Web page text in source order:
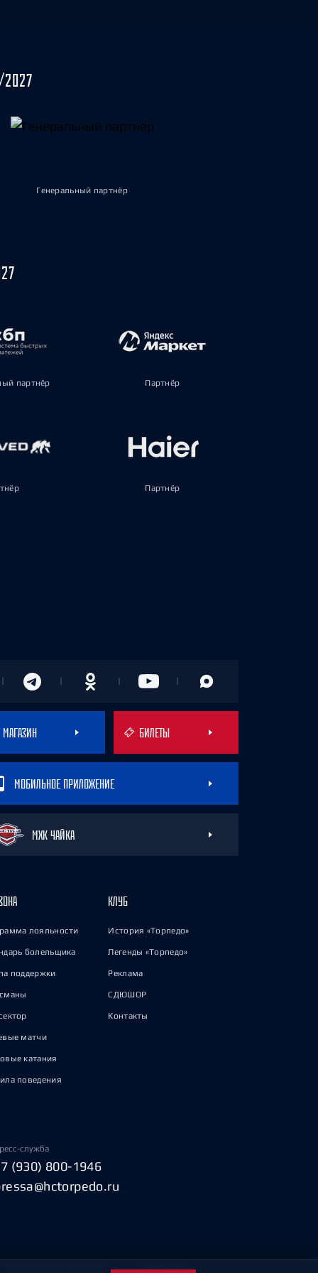
Генеральный партнёр
партнёр Партнёр
Партнёр
МАГАЗИН БИЛЕТЫ
МОБИЛЬНОЕ ПРИЛОЖЕНИЕ
МХК ЧАЙКА
лояльности
болельщика
поддержки
матчи
катания
поведения
КЛУБ
История «Торпедо»
Легенды «Торпедо»
Реклама
СДЮШОР
Контакты
служба
(930) 800-1946